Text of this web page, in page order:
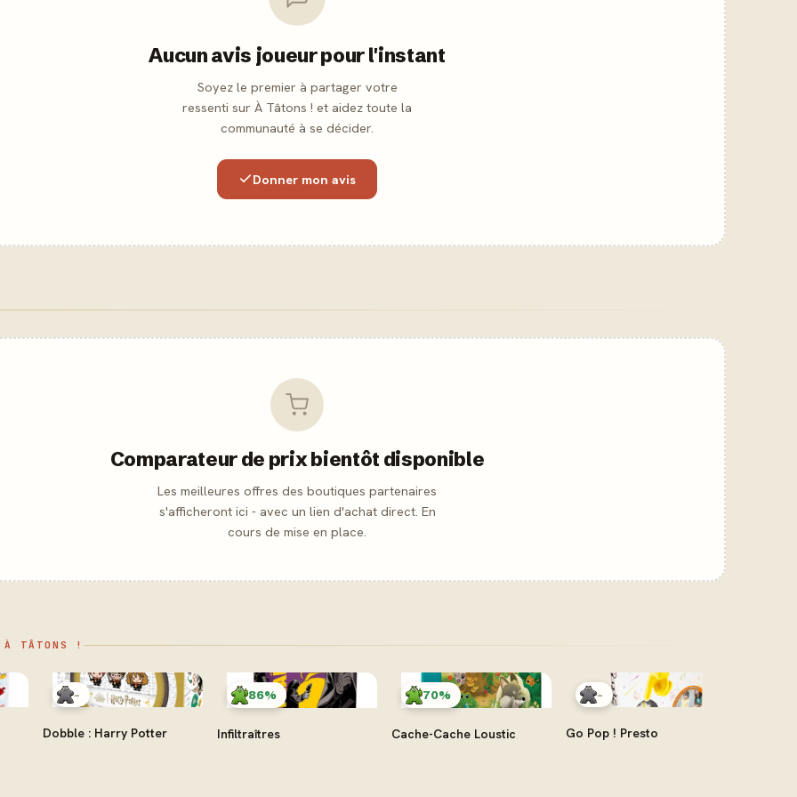
Aucun avis joueur pour l'instant
Soyez le premier à partager votre
ressenti sur À Tâtons ! et aidez toute la
communauté à se décider.
Donner mon avis
Comparateur de prix bientôt disponible
Les meilleures offres des boutiques partenaires
s'afficheront ici - avec un lien d'achat direct. En
cours de mise en place.
TÂTONS !
-
Dobble : Harry Potter
86%
Infiltraîtres
70%
Cache-Cache Loustic
-
Go Pop ! Presto